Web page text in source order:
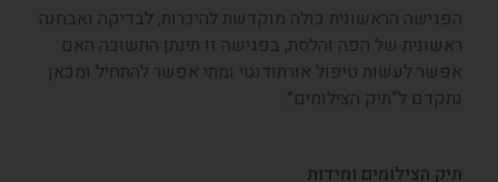
הראשונית כולה מוקדשת להיכרות, לבדיקה ואבחנה
של הפה והלסת, בפגישה זו תינתן התשובה האם
לעשות טיפול אורתודנטי ומתי אפשר להתחיל ומכאן
ל”תיק הצילומים”.
הצילומים ומידות